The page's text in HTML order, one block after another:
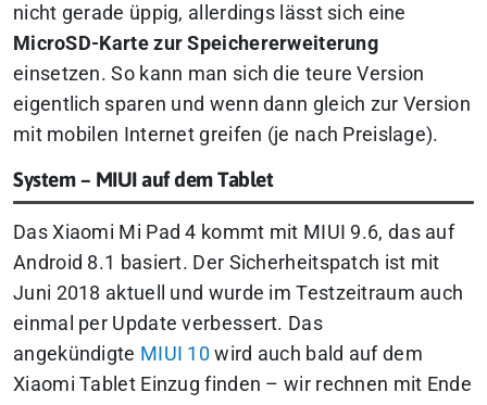
nicht gerade üppig, allerdings lässt sich eine
MicroSD-Karte zur Speichererweiterung
einsetzen. So kann man sich die teure Version
eigentlich sparen und wenn dann gleich zur Version
mit mobilen Internet greifen (je nach Preislage).
System – MIUI auf dem Tablet
Das Xiaomi Mi Pad 4 kommt mit MIUI 9.6, das auf
Android 8.1 basiert. Der Sicherheitspatch ist mit
Juni 2018 aktuell und wurde im Testzeitraum auch
einmal per Update verbessert. Das
angekündigte MIUI 10 wird auch bald auf dem
Xiaomi Tablet Einzug finden – wir rechnen mit Ende